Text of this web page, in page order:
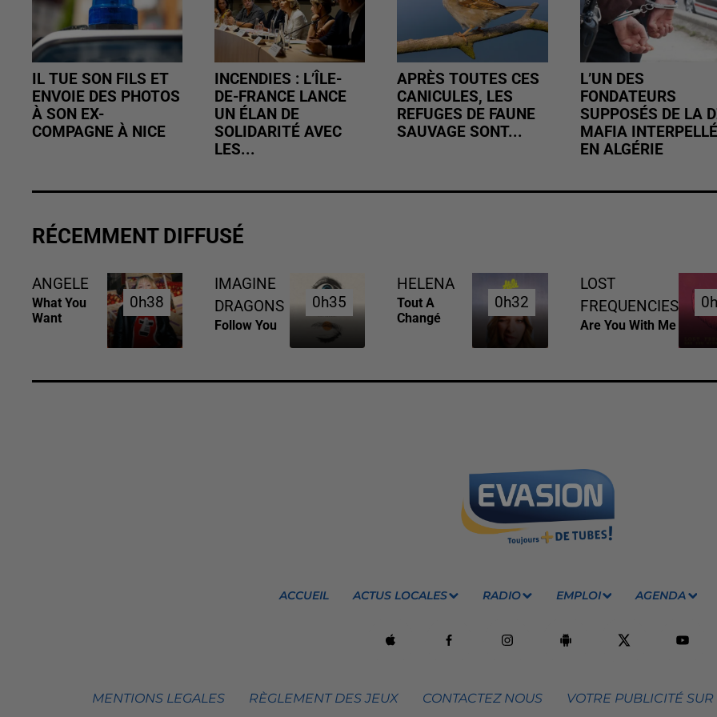
IL TUE SON FILS ET
ENVOIE DES PHOTOS
À SON EX-
COMPAGNE À NICE
INCENDIES : L’ÎLE-
DE-FRANCE LANCE
UN ÉLAN DE
SOLIDARITÉ AVEC
LES...
APRÈS TOUTES CES
CANICULES, LES
REFUGES DE FAUNE
SAUVAGE SONT...
L’UN DES
FONDATEURS
SUPPOSÉS DE LA
MAFIA INTERPELLÉ
EN ALGÉRIE
RÉCEMMENT DIFFUSÉ
ANGELE
What You
Want
0h38
0h38
IMAGINE
DRAGONS
Follow You
0h35
0h35
HELENA
Tout A
Changé
0h32
0h32
LOST
FREQUENCIES
Are You With Me
ACCUEIL ACTUS LOCALES RADIO EMPLOI AGENDA
MENTIONS LEGALES RÈGLEMENT DES JEUX CONTACTEZ NOUS VOTRE PUBLICITÉ